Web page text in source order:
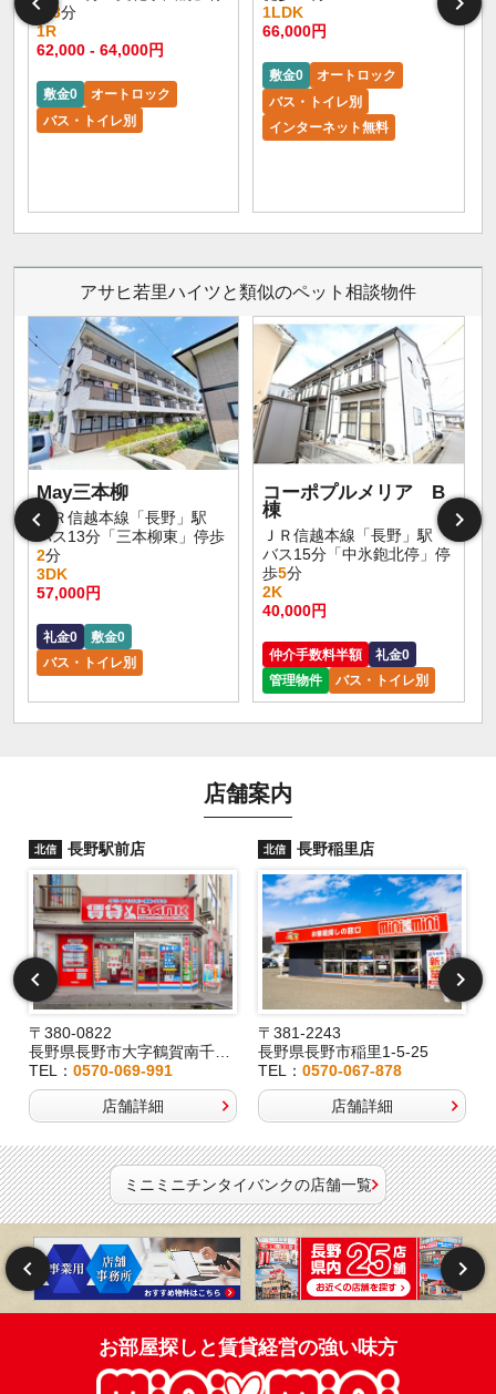
歩 3分
1R
62,000 - 64,000円
敷金0
オートロック
バス・トイレ別
1LDK
66,000円
敷金0
オートロック
バス・トイレ別
インターネット無料
アサヒ若里ハイツと類似のペット相談物件
May三本柳
ＪＲ信越本線「長野」駅
バス13分「三本柳東」停歩
2分
3DK
57,000円
礼金0
敷金0
バス・トイレ別
コーポプルメリア B
棟
ＪＲ信越本線「長野」駅
バス15分「中氷鉋北停」停
歩5分
2K
40,000円
仲介手数料半額
礼金0
管理物件
バス・トイレ別
店舗案内
北信 長野駅前店
〒380-0822
長野県長野市大字鶴賀南千歳町826
TEL： 0570-069-991
店舗詳細
北信 長野稲里店
〒381-2243
長野県長野市稲里1-5-25
TEL：0570-067-878
店舗詳細
ミニミニチンタイバンクの店舗一覧
お部屋探しと賃貸経営の強い味方